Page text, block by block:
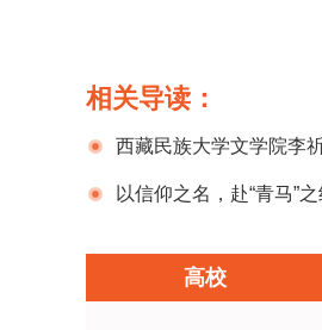
相关导读：
西藏民族大学文学院李
师教学竞赛决赛中荣获三等
以信仰之名，赴“青马”
主义者培养工程”高校培训班
高校